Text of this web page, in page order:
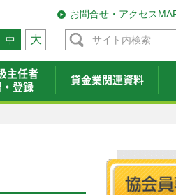
お問合せ・アクセス
中 大
主任者
登録
貸金業関連資料